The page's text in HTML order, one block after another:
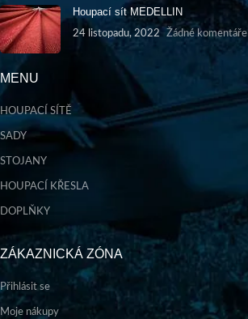
Houpací sít MEDELLIN
24 listopadu, 2022 Žádné komentáře
MENU
HOUPACÍ SÍTĚ
SADY
STOJANY
HOUPACÍ KŘESLA
DOPLŇKY
ZÁKAZNICKÁ ZÓNA
Přihlásit se
Moje nákupy